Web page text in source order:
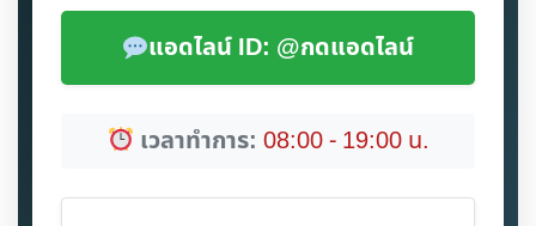
แอดไลน์ ID: @กดแอดไลน์
เวลาทำการ: 08:00 - 19:00 น.